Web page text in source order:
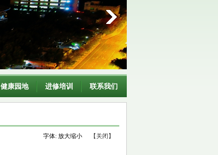
健康园地 进修培训 联系我们
【关闭】
字体: 放大缩小